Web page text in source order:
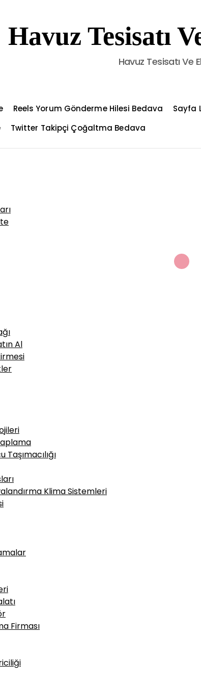
Havuz Tesisatı
Havuz Tesisatı Ve
Reels Yorum Gönderme Hilesi Bedava Sayfa
Twitter Takipçi Çoğaltma Bedava
Al
Taşımacılığı
Klima Sistemleri
Firması